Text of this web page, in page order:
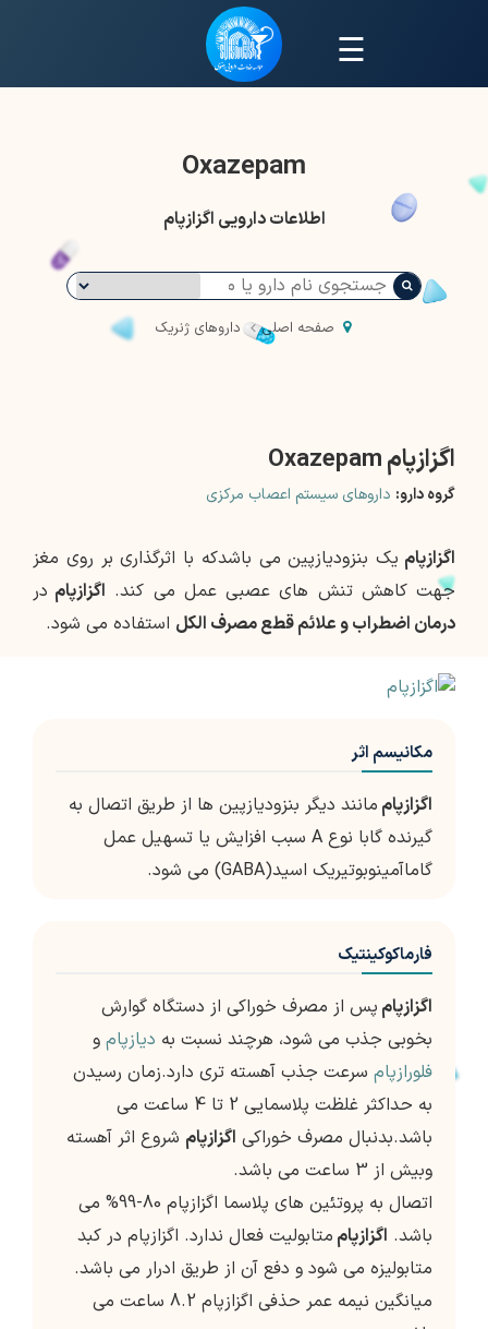
☰
Oxazepam
اطلاعات دارویی اگزازپام
صفحه اصلی داروهای ژنریک
اگزازپام Oxazepam
گروه دارو: داروهای سیستم اعصاب مرکزی
اگزازپام یک بنزودیازپین می باشدکه با اثرگذاری بر روی مغز
جهت کاهش تنش های عصبی عمل می کند. اگزازپام در
درمان اضطراب و علائم قطع مصرف الکل استفاده می شود.
مکانیسم اثر
اگزازپام مانند دیگر بنزودیازپین ها از طریق اتصال به
گیرنده گابا نوع A سبب افزایش یا تسهیل عمل
گاماآمینوبوتیریک اسید(GABA) می شود.
فارماکوکینتیک
اگزازپام پس از مصرف خوراکی از دستگاه گوارش
بخوبی جذب می شود، هرچند نسبت به دیازپام و
فلورازپام سرعت جذب آهسته تری دارد.زمان رسیدن
به حداکثر غلظت پلاسمایی 2 تا 4 ساعت می
باشد.بدنبال مصرف خوراکی اگزازپام شروع اثر آهسته
وبیش از 3 ساعت می باشد.
اتصال به پروتئین های پلاسما اگزازپام 80-99% می
باشد. اگزازپام متابولیت فعال ندارد. اگزازپام در کبد
متابولیزه می شود و دفع آن از طریق ادرار می باشد.
میانگین نیمه عمر حذفی اگزازپام 8.2 ساعت می